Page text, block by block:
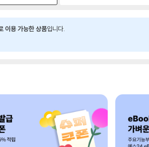
이용 가능한 상품입니다.